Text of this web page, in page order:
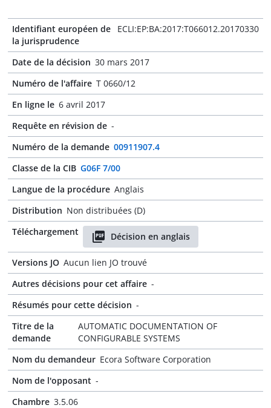
Identifiant européen de
la jurisprudence
ECLI:EP:BA:2017:T066012.20170330
Date de la décision 30 mars 2017
Numéro de l'affaire T 0660/12
En ligne le 6 avril 2017
Requête en révision de -
Numéro de la demande 00911907.4
Classe de la CIB G06F 7/00
Langue de la procédure Anglais
Distribution Non distribuées (D)
Téléchargement
Décision en anglais
Versions JO Aucun lien JO trouvé
Autres décisions pour cet affaire -
Résumés pour cette décision -
Titre de la
demande
AUTOMATIC DOCUMENTATION OF
CONFIGURABLE SYSTEMS
Nom du demandeur Ecora Software Corporation
Nom de l'opposant -
Chambre 3.5.06